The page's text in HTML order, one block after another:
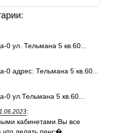
0 ул. Тельмана 5 кв.60...
0 адрес: Тельмана 5 кв.60...
0 ул.Тельмана 5 кв.60...
:
кабинетами.Вы все